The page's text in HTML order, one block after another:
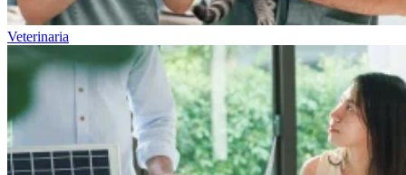
Veterinaria